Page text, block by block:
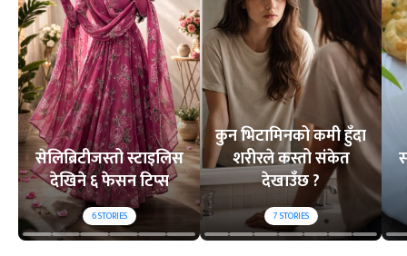
सेलिब्रिटीजस्तो स्टाइलिस
देखिने ६ फेसन टिप्स
6STORIES
कुन भिटामिनको कमी हुँदा
शरीरले कस्तो संकेत
देखाउँछ ?
7STORIES